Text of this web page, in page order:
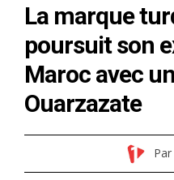
La marque
poursuit son
Maroc avec
Ouarzazate
Par